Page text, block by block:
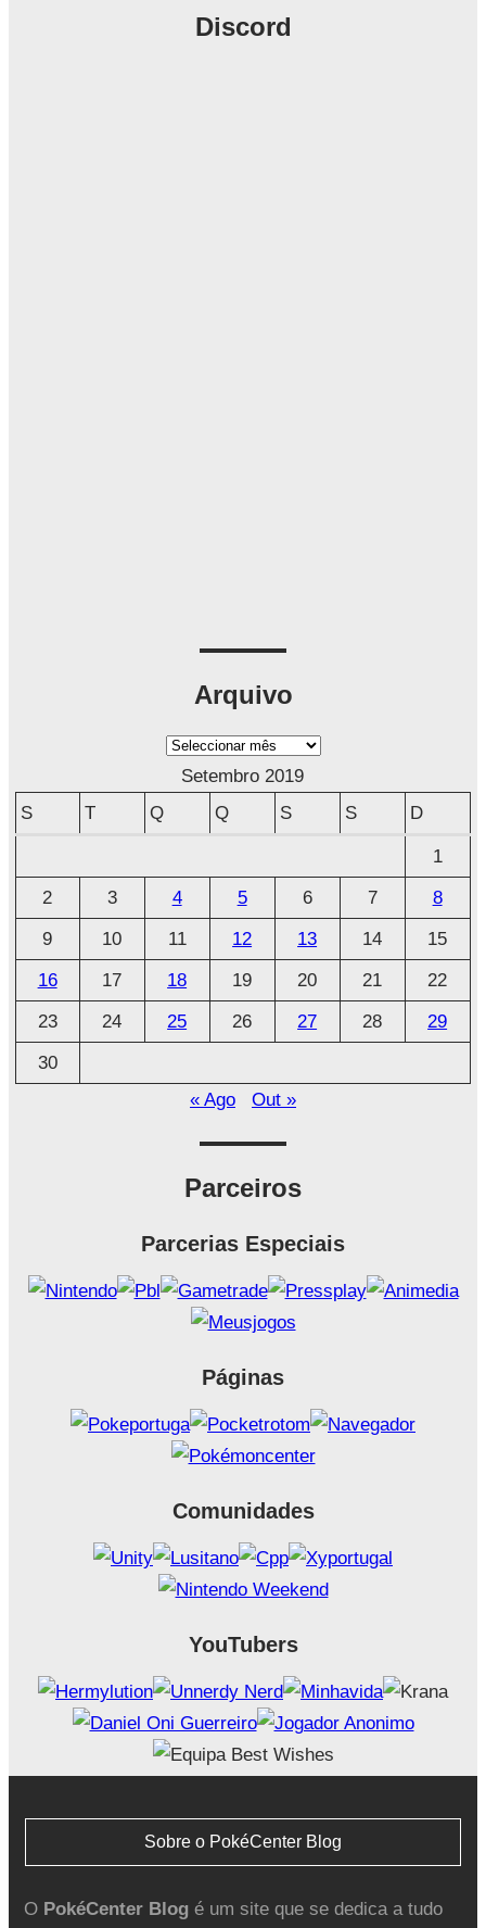
Discord
Arquivo
A
v
o
Setembro 2019
S
T Q Q S S D
1
2
3 4 5 6 7
8
9
10 11 12 13 14
15
16
17 18 19 20 21
22
23
24 25 26 27 28
29
30
« Ago
Out »
Parceiros
Parcerias Especiais
Páginas
Comunidades
YouTubers
Sobre o PokéCenter Blog
O PokéCenter Blogé um site que se dedica a tudo